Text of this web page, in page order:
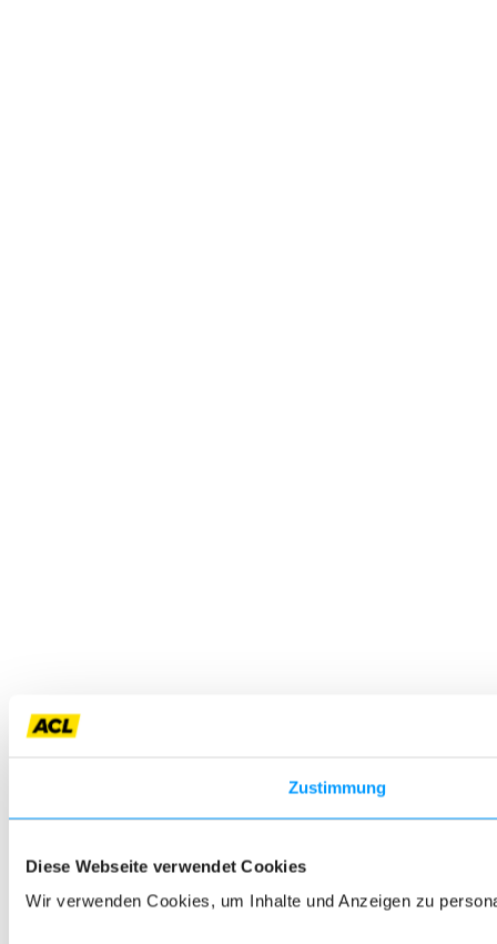
Zustimmung
Diese Webseite verwendet Cookies
Wir verwenden Cookies, um Inhalte und Anzeigen zu